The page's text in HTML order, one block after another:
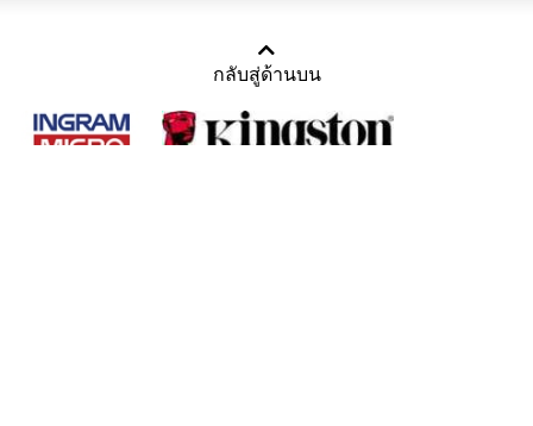
กลับสู่ด้านบน